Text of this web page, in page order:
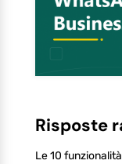
Risposte
Le 10